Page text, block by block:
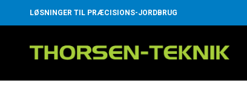
LØSNINGER TIL PRÆCISIONS-JORDBRUG